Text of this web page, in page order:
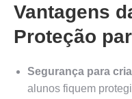
Vantagens
Proteção
Segurança para
alunos fiquem